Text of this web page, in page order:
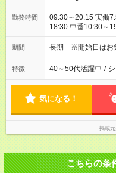
勤務時間
09:30～20:15 実働7.5時間／休憩1.5時間 シフト制 早番9:30～
18:30 中番10:30～
均10時間以下）
期間 長期 ※開始日はお
特徴 40～50代活躍中 /
気になる！
掲載
こちらの条